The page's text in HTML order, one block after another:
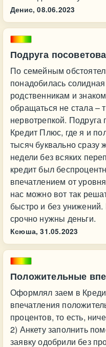
Денис, 08.06.2023
Подруга
По семейным
понадобилась
родственникам и
обращаться не стала –
нервотрепкой. Подруга
Кредит Плюс, где я и
тысяч буквально сразу
недели без всяких
кредит был
впечатлением от
нас можно вот так
быстро и без
срочно нужны деньги.
Ксюша, 31.05.2023
Положительные
Оформлял заем в
впечатления
процентов, то есть,
2) Анкету заполнить
заявку одобрили без